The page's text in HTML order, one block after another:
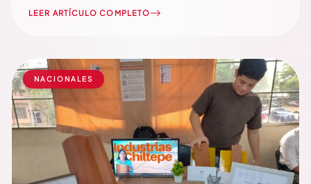
competencias científicas, promover la innovación
Durante la… Read More
LEER ARTÍCULO COMPLETO
NACIONALES